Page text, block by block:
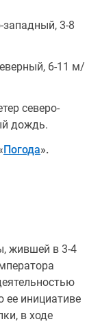
западный, 3-8
6-11 м/
северо-
дождь.
Погода».
жившей в 3-4
ее инициативе
в ходе